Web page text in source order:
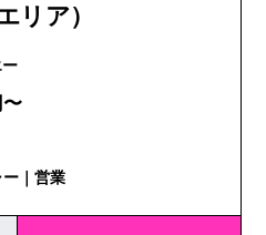
リア）
ー
｜営業